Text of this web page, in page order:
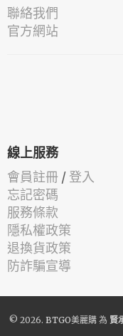
聯絡我們
官方網站
線上服務
會員註冊 / 登入
忘記密碼
服務條款
隱私權政策
退換貨政策
防詐騙宣導
© 2026. BTGO美麗購為 賢